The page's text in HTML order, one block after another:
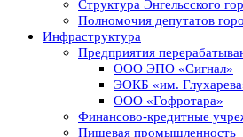
Структура Энгельсского
Полномочия депутатов
Инфраструктура
Предприятия
ООО ЭПО «Сигнал»
ЭОКБ «им.
ООО «Гофротара»
Финансово-кредитные
Пищевая промышленность